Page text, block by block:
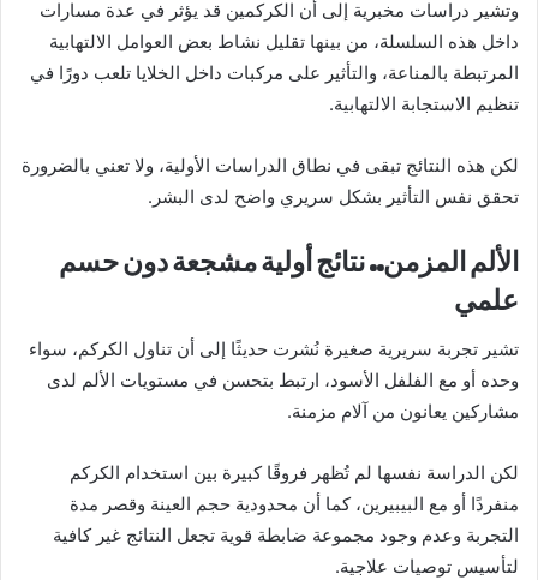
وتشير دراسات مخبرية إلى أن الكركمين قد يؤثر في عدة مسارات
داخل هذه السلسلة، من بينها تقليل نشاط بعض العوامل الالتهابية
المرتبطة بالمناعة، والتأثير على مركبات داخل الخلايا تلعب دورًا في
تنظيم الاستجابة الالتهابية.
لكن هذه النتائج تبقى في نطاق الدراسات الأولية، ولا تعني بالضرورة
تحقق نفس التأثير بشكل سريري واضح لدى البشر.
الألم المزمن.. نتائج أولية مشجعة دون حسم
علمي
تشير تجربة سريرية صغيرة نُشرت حديثًا إلى أن تناول الكركم، سواء
وحده أو مع الفلفل الأسود، ارتبط بتحسن في مستويات الألم لدى
مشاركين يعانون من آلام مزمنة.
لكن الدراسة نفسها لم تُظهر فروقًا كبيرة بين استخدام الكركم
منفردًا أو مع البيبيرين، كما أن محدودية حجم العينة وقصر مدة
التجربة وعدم وجود مجموعة ضابطة قوية تجعل النتائج غير كافية
لتأسيس توصيات علاجية.